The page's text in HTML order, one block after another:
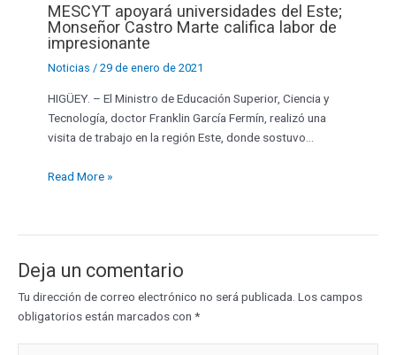
MESCYT apoyará universidades del Este;
Monseñor Castro Marte califica labor de
impresionante
Noticias /29 de enero de 2021
HIGÜEY. – El Ministro de Educación Superior, Ciencia y
Tecnología, doctor Franklin García Fermín, realizó una
visita de trabajo en la región Este, donde sostuvo…
Read More »
Deja un comentario
Tu dirección de correo electrónico no será publicada. Los campos
obligatorios están marcados con *